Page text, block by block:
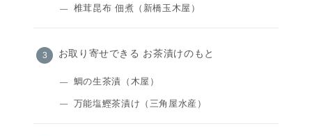
椎茸昆布 佃煮（新橋玉木屋）
お取り寄せできる お茶漬けのもと
鯛の生茶漬（木屋）
万能塩鰹茶漬け（三角屋水産）